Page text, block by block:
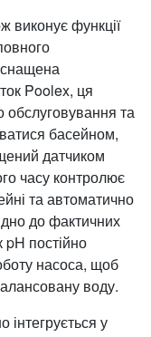
виконує функції
Poolex, ця
обслуговування та
басейном,
датчиком
часу контролює
та автоматично
до фактичних
постійно
насоса, щоб
воду.
інтегрується у